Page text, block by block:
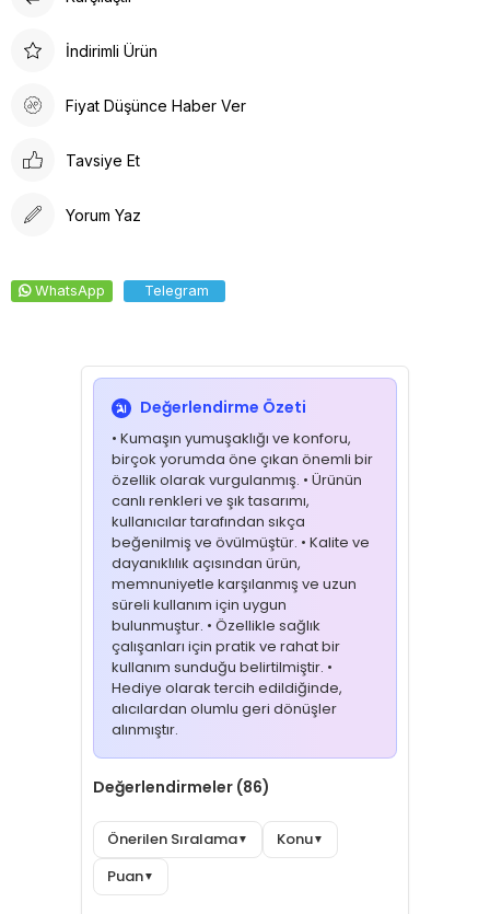
Doktor Bone, sağlık profesyonelleri için ideal bir seçenektir.
ter bezi iç yüzeyi ile konforlu bir deneyim sunar. Dayanıklı
kumaşı solma yapmaz, kolay ütülenir ve canlı renkleri ile şıklığı
İndirimli Ürün
Fiyat Düşünce Haber Ver
Tavsiye Et
Yorum Yaz
WhatsApp Telegram
Değerlendirme Özeti
• Kumaşın yumuşaklığı ve konforu,
birçok yorumda öne çıkan önemli bir
özellik olarak vurgulanmış. • Ürünün
canlı renkleri ve şık tasarımı,
kullanıcılar tarafından sıkça
beğenilmiş ve övülmüştür. • Kalite ve
dayanıklılık açısından ürün,
memnuniyetle karşılanmış ve uzun
süreli kullanım için uygun
bulunmuştur. • Özellikle sağlık
çalışanları için pratik ve rahat bir
kullanım sunduğu belirtilmiştir. •
Hediye olarak tercih edildiğinde,
alıcılardan olumlu geri dönüşler
alınmıştır.
Değerlendirmeler (86)
Önerilen Sıralama▼ Konu▼
Puan▼